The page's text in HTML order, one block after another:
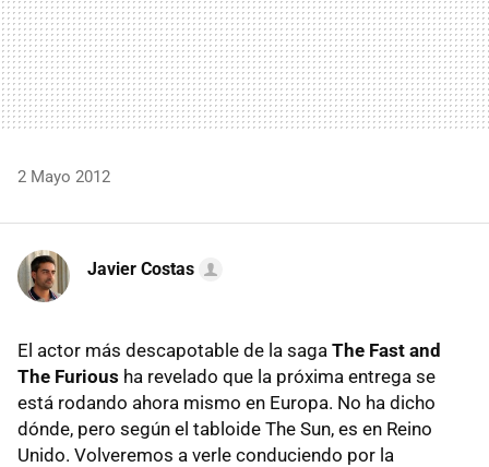
2 Mayo 2012
Javier Costas
El actor más descapotable de la saga The Fast and
The Furious ha revelado que la próxima entrega se
está rodando ahora mismo en Europa. No ha dicho
dónde, pero según el tabloide The Sun, es en Reino
Unido. Volveremos a verle conduciendo por la